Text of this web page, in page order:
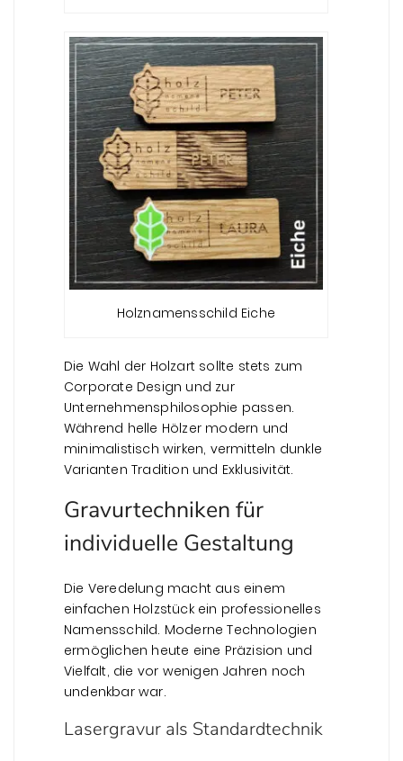
Holznamensschild Eiche
Die Wahl der Holzart sollte stets zum
Corporate Design und zur
Unternehmensphilosophie passen.
Während helle Hölzer modern und
minimalistisch wirken, vermitteln dunkle
Varianten Tradition und Exklusivität.
Gravurtechniken für
individuelle Gestaltung
Die Veredelung macht aus einem
einfachen Holzstück ein professionelles
Namensschild. Moderne Technologien
ermöglichen heute eine Präzision und
Vielfalt, die vor wenigen Jahren noch
undenkbar war.
Lasergravur als Standardtechnik